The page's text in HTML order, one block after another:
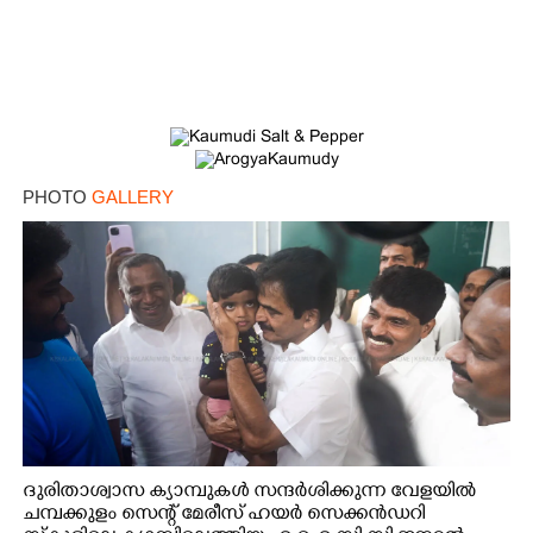
PHOTO GALLERY
ദുരിതാശ്വാസ ക്യാമ്പുകൾ സന്ദർശിക്കുന്ന വേളയിൽ
ചമ്പക്കുളം സെന്റ് മേരീസ് ഹയർ സെക്കൻഡറി